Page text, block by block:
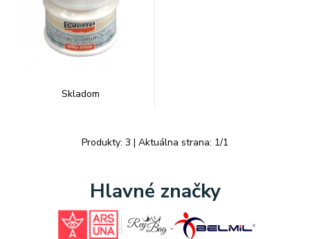
Skladom
Produkty: 3 | Aktuálna strana: 1/1
Hlavné značky